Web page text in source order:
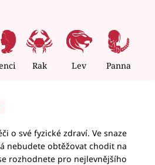
Rak Lev Panna
o své fyzické zdraví. Ve snaze
nebudete obtěžovat chodit na
rozhodnete pro nejlevnějšího